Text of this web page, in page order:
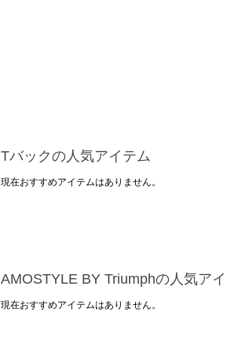
Tバックの人気アイテム
現在おすすめアイテムはありません。
AMOSTYLE BY Triumphの人気ア
現在おすすめアイテムはありません。